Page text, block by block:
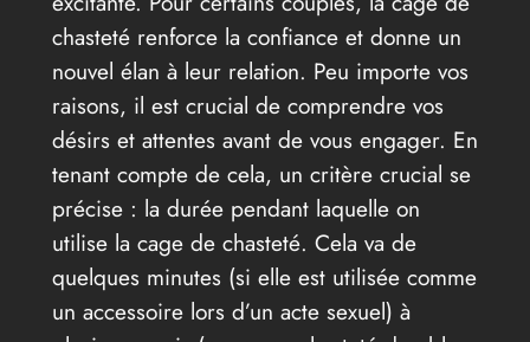
chasteté renforce la confiance et donne un
nouvel élan à leur relation. Peu importe vos
raisons, il est crucial de comprendre vos
désirs et attentes avant de vous engager. En
tenant compte de cela, un critère crucial se
précise : la durée pendant laquelle on
utilise la cage de chasteté. Cela va de
quelques minutes (si elle est utilisée comme
un accessoire lors d’un acte sexuel) à